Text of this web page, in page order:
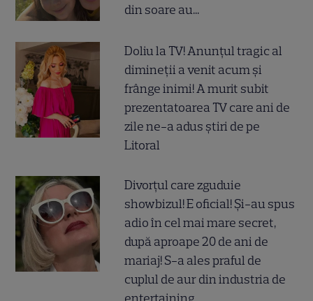
din soare au...
Doliu la TV! Anunțul tragic al
dimineții a venit acum și
frânge inimi! A murit subit
prezentatoarea TV care ani de
zile ne-a adus știri de pe
Litoral
Divorțul care zguduie
showbizul! E oficial! Și-au spus
adio în cel mai mare secret,
după aproape 20 de ani de
mariaj! S-a ales praful de
cuplul de aur din industria de